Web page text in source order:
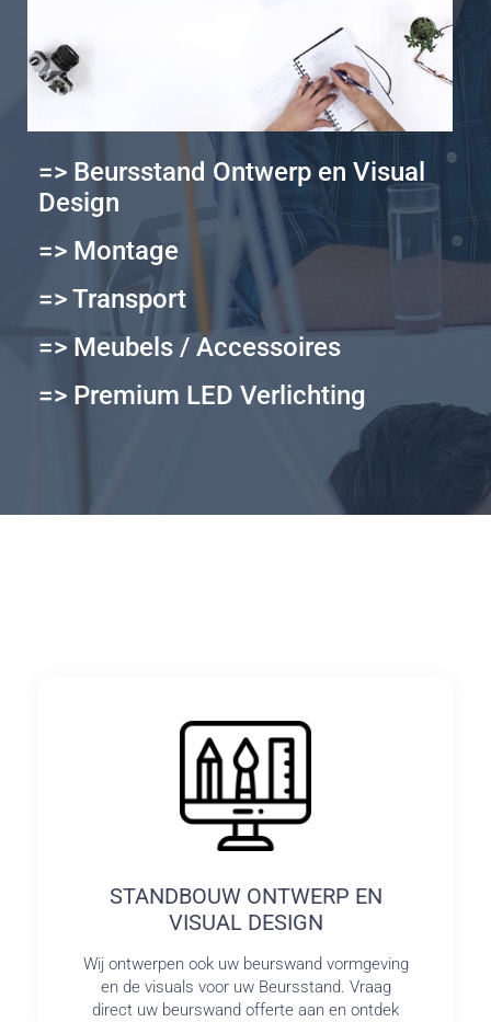
=> Beursstand Ontwerp en Visual
Design
=> Montage
=> Transport
=> Meubels / Accessoires
=> Premium LED Verlichting
STANDBOUW ONTWERP EN
VISUAL DESIGN
Wij ontwerpen ook uw beurswand vormgeving
en de visuals voor uw Beursstand. Vraag
direct uw beurswand offerte aan en ontdek